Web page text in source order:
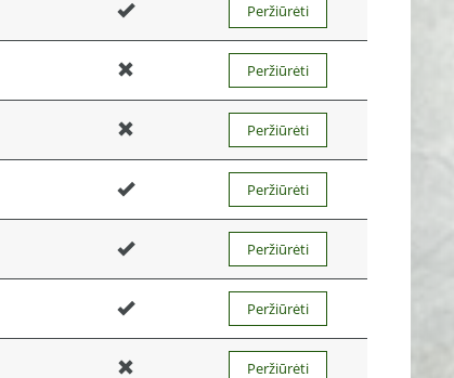
Peržiūrėti
Peržiūrėti
Peržiūrėti
Peržiūrėti
Peržiūrėti
Peržiūrėti
Peržiūrėti